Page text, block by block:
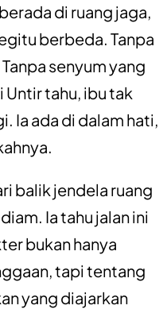
di ruang jaga,
berbeda. Tanpa
senyum yang
Untir tahu, ibu tak
Ia ada di dalam hati,
balik jendela ruang
Ia tahu jalan ini
bukan hanya
tapi tentang
yang diajarkan